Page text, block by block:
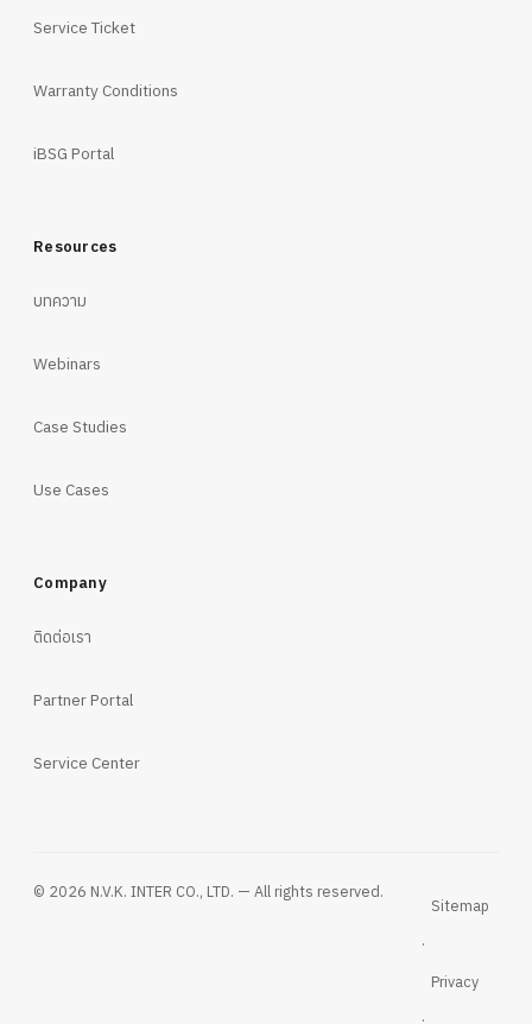
Service Ticket
Warranty Conditions
iBSG Portal
Resources
บทความ
Webinars
Case Studies
Use Cases
Company
ติดต่อเรา
Partner Portal
Service Center
© 2026 N.V.K. INTER CO., LTD. — All rights reserved.
Sitemap
·
Privacy
·